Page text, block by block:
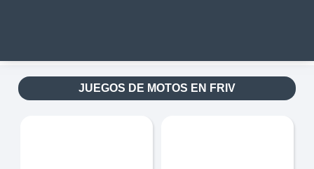
JUEGOS DE MOTOS EN FRIV